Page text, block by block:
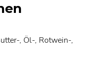
, Öl-, Rotwein-,